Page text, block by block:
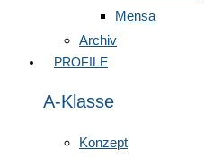
Mensa
Archiv
PROFILE
A-Klasse
Konzept